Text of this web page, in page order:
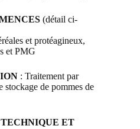
(détail ci-
et protéagineux,
et PMG
: Traitement par
stockage de pommes de
ET